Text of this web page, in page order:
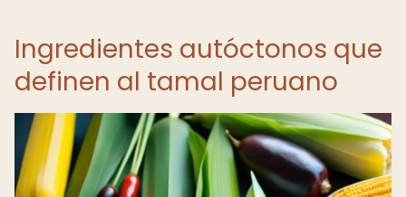
Ingredientes autóctonos que
definen al tamal peruano